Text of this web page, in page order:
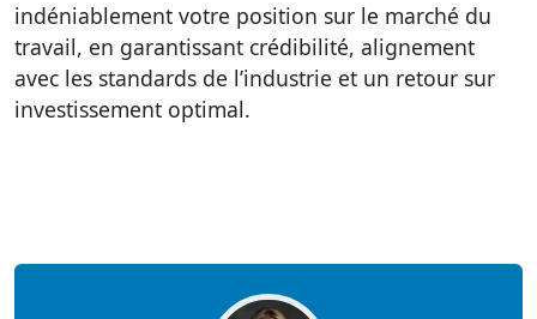
indéniablement votre position sur le marché du
travail, en garantissant crédibilité, alignement
avec les standards de l’industrie et un retour sur
investissement optimal.